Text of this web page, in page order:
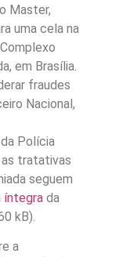
Master,
uma cela na
em Brasília.
fraudes
Nacional,
Polícia
tratativas
seguem
íntegra da
kB).
a